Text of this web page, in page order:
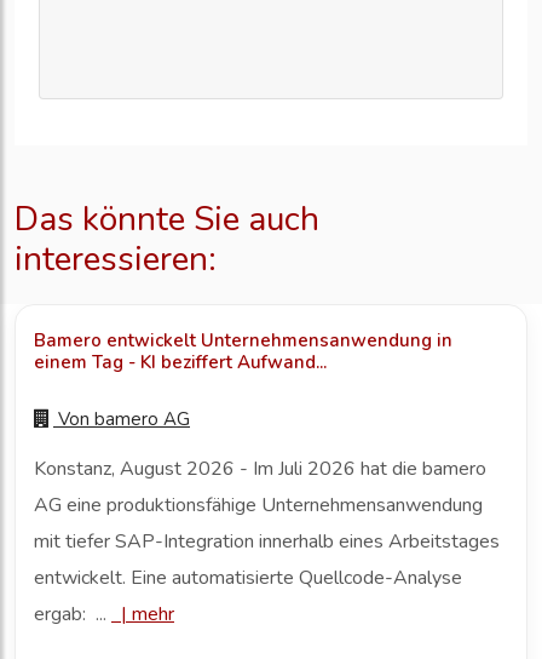
Das könnte Sie auch
interessieren:
Bamero entwickelt Unternehmensanwendung in
einem Tag - KI beziffert Aufwand...
Von bamero AG
Konstanz, August 2026 - Im Juli 2026 hat die bamero
AG eine produktionsfähige Unternehmensanwendung
mit tiefer SAP-Integration innerhalb eines Arbeitstages
entwickelt. Eine automatisierte Quellcode-Analyse
ergab: ...
| mehr